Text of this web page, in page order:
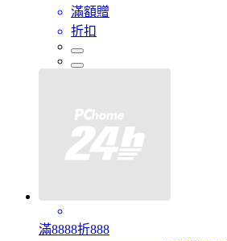
滿額贈
折扣
滿8888折888